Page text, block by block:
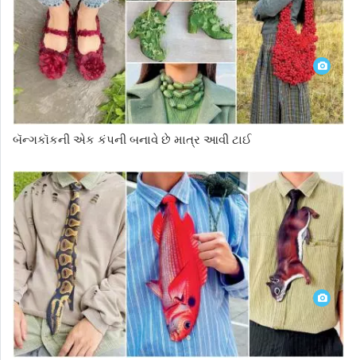
બૅન્ગકૉકની એક કંપની બનાવે છે માત્ર આવી ટાઈ